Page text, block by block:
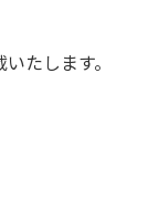
たします。